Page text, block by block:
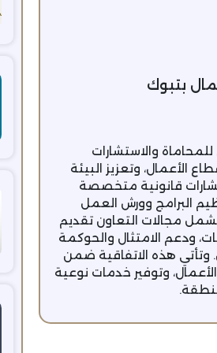
بتبوك
والاستشارات
الأعمال، وتعزيز البيئة
قانونية متخصصة
البرامج وورش العمل
مجالات التعاون تقديم
ودعم الامتثال والحوكمة
وتأتي هذه الاتفاقية ضمن
وتوفير خدمات نوعية